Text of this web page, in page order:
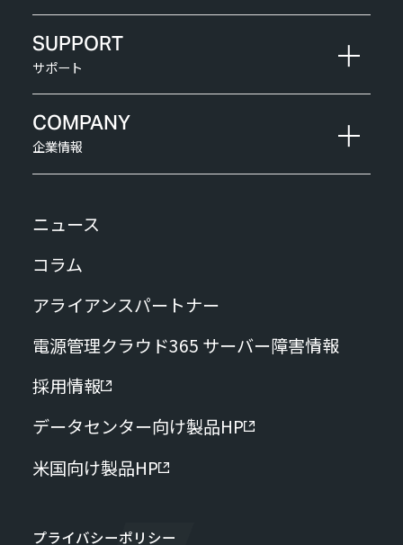
SUPPORT
サポート
COMPANY
企業情報
ニュース
コラム
アライアンスパートナー
電源管理クラウド365 サーバー障害情報
採用情報
データセンター向け製品HP
米国向け製品HP
プライバシーポリシー